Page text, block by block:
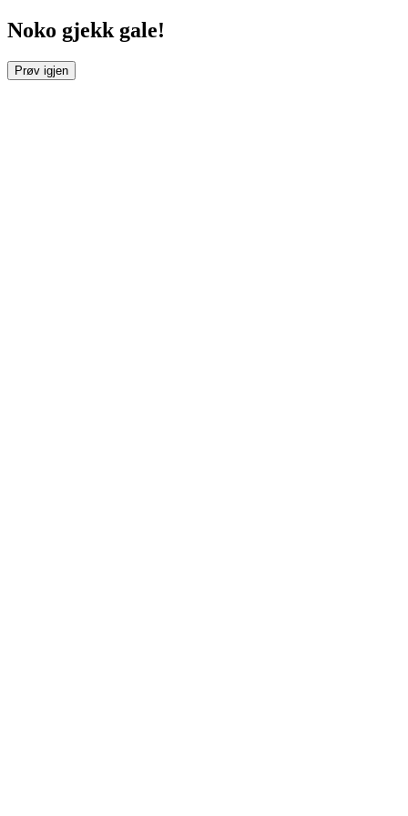
Noko gjekk gale!
Prøv igjen